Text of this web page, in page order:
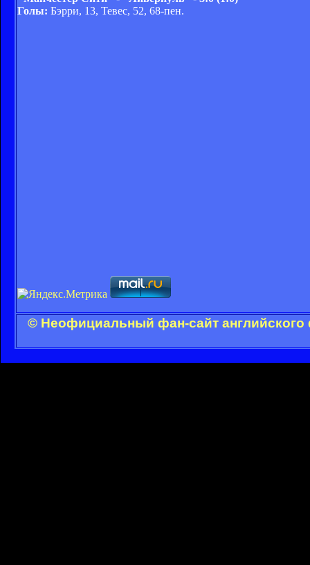
Голы: Бэрри, 13, Тевес, 52, 68-пен.
© Неофициальный фан-сайт английского